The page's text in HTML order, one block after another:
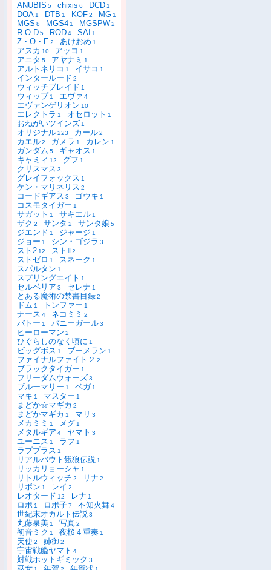
ANUBIS 5 chixis 6 DCD 1
DOA 1 DTB 1 KOF2 MG 1
MGS 8 MGS4 1 MGSPW2
R.O.D5 ROD4 SAI 1
Z・O・E2 あけおめ 1
アスカ 10 アッコ 1
アニタ 5 アヤナミ 1
アルトネリコ 1 イサコ 1
インタールード 2
ウィッチブレイド 1
ウィップ 1 エヴァ 4
エヴァンゲリオン 10
エレクトラ 1 オセロット 1
おねがいツインズ 1
オリジナル223 カール2
カエル2 ガメラ 1 カレン 1
ガンダム 5 ギャオス 1
キャミィ 12 グフ 1
クリスマス 3
グレイフォックス 1
ケン・マリネリス 2
コードギアス 3 ゴウキ 1
コスモタイガー 1
サガット 1 サキエル 1
ザク 2 サンタ 2 サンタ娘 5
ジエンド 1 ジャージ 1
ジョー 1 シン・ゴジラ 3
スト2 12 ストⅡ2
ストゼロ 1 スネーク 1
スパルタン 1
スプリングエイト 1
セルベリア 3 セレナ 1
とある魔術の禁書目録2
ドム 1 トンファー 1
ナース 4 ネコミミ 2
バトー 1 バニーガール3
ヒーローマン 2
ひぐらしのなく頃に 1
ビッグボス 1 ブーメラン 1
ファイナルファイト２ 2
ブラックタイガー 1
フリーダムウォーズ3
ブルーマリー 1 ベガ 1
マキ 1 マスター 1
まどか☆マギカ 2
まどかマギカ 1 マリ 3
メカミミ 1 メグ 1
メタルギア 4 ヤマト 3
ユーニス 1 ラフ 1
ラブプラス 1
リアルバウト餓狼伝説 1
リッカリョーシャ 1
リトルウィッチ 2 リナ 2
リボン 1 レイ 2
レオタード 12 レナ 1
ロボ 1 ロボ子7 不知火舞4
世紀末オカルト伝説3
丸藤泉美 1 写真2
初音ミク 1 夜桜４重奏 1
天使 2 姉御2
宇宙戦艦ヤマト 4
対戦ホットギミック 3